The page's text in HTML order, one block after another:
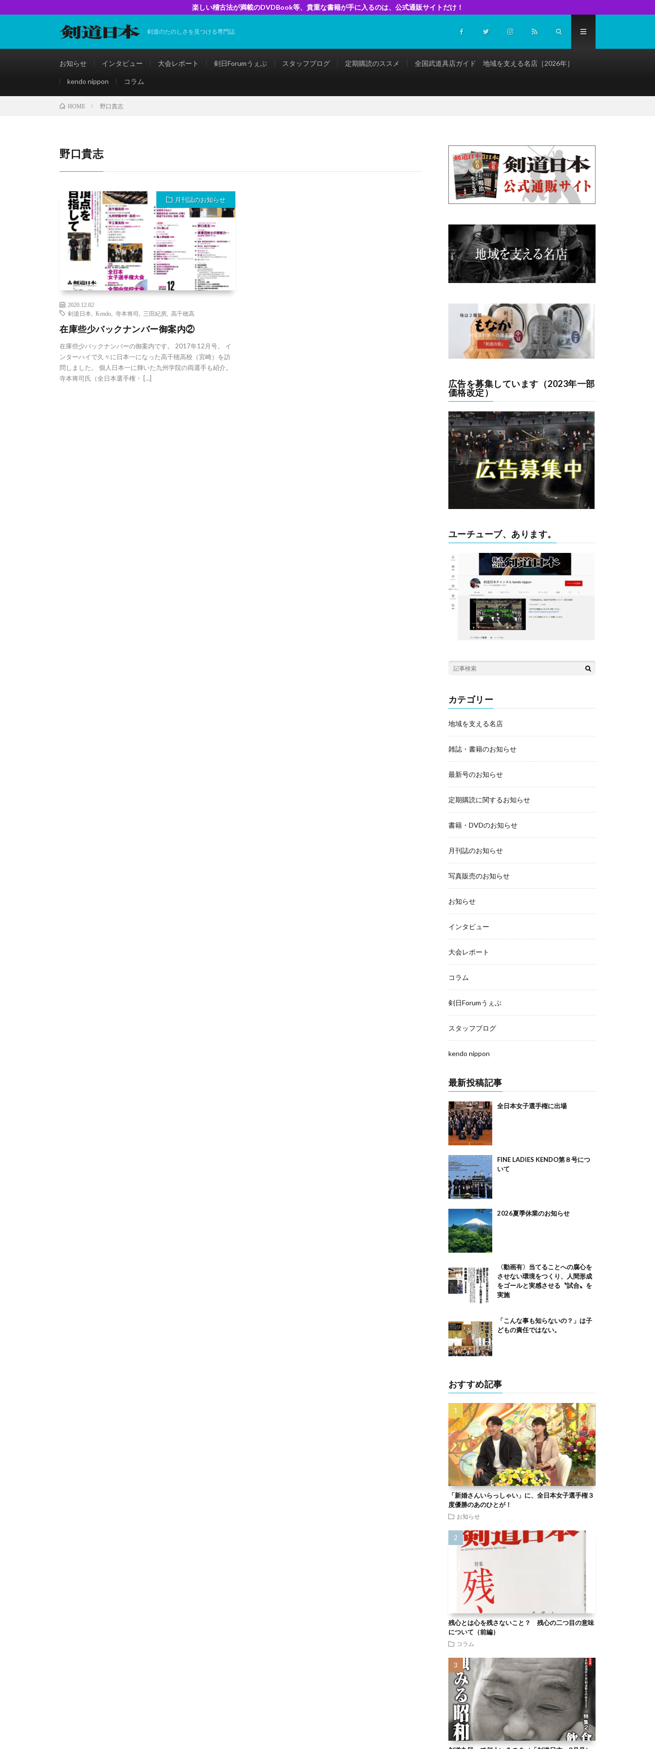
楽しい稽古法が満載のDVDBook等、貴重な書籍が手に入るのは、公式通販サイトだけ！
剣道のたのしさを見つける専門誌
お知らせ インタビュー 大会レポート 剣日Forumうぇぶ スタッフブログ 定期購読のススメ 全国武道具店ガイド 地域を支える名店［2026年］
kendo nippon コラム
HOME 野口貴志
野口貴志
月刊誌のお知らせ
2020.12.02
剣道日本
Kendo 寺本将司 三田紀房 高千穂高
在庫些少バックナンバー御案内②
在庫些少バックナンバーの御案内です。 2017年12月号。 イ
ンターハイで久々に日本一になった高千穂高校（宮崎）を訪
問しました。 個人日本一に輝いた九州学院の両選手も紹介。
寺本将司氏（全日本選手権・ […]
広告を募集しています（2023年一部
価格改定）
ユーチューブ、あります。
カテゴリー
地域を支える名店
雑誌・書籍のお知らせ
最新号のお知らせ
定期購読に関するお知らせ
書籍・DVDのお知らせ
月刊誌のお知らせ
写真販売のお知らせ
お知らせ
インタビュー
大会レポート
コラム
剣日Forumうぇぶ
スタッフブログ
kendo nippon
最新投稿記事
全日本女子選手権に出場
FINE LADIES KENDO第８号につ
いて
2026夏季休業のお知らせ
〈動画有〉当てることへの腐心を
させない環境をつくり、人間形成
をゴールと実感させる〝試合〟を
実施
「こんな事も知らないの？」は子
どもの責任ではない。
おすすめ記事
「新婚さんいらっしゃい」に、全日本女子選手権３
度優勝のあのひとが！
お知らせ
残心とは心を残さないこと？ 残心の二つ目の意味
について（前編）
コラム